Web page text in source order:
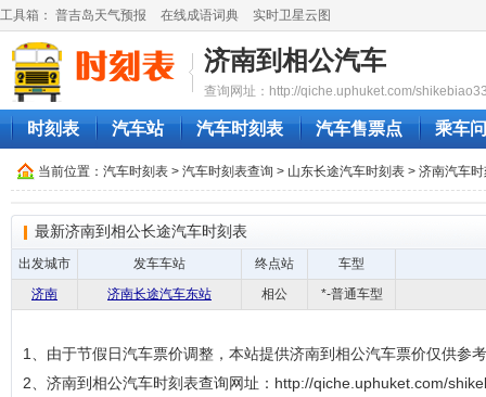
工具箱： 普吉岛天气预报 在线成语词典 实时卫星云图
济南到相公汽车
查询网址：http://qiche.uphuket.com/
时刻表 汽车站 汽车时刻表 汽车售票点 乘车
当前位置： 汽车时刻表 > 汽车时刻表查询 > 山东长途汽车时刻表 > 济南汽车
最新济南到相公长途汽车时刻表
出发城市 发车车站 终点站
车型
济南
济南长途汽车东站 相公 *-普通车型
1、由于节假日汽车票价调整，本站提供济南到相公汽车票价仅供参
2、济南到相公汽车时刻表查询网址：http://qiche.uphuket.com/